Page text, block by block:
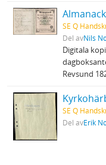
SE Q
Del avNils
Digitala
Revsund
SE Q
Del avErik